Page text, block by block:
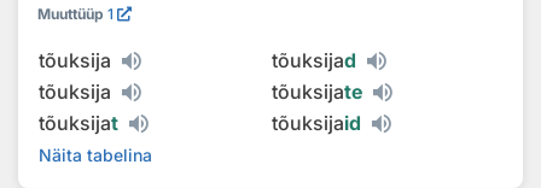
Muuttüüp 1
tõuksija tõuksijad
tõuksija
tõuksijate
tõuksijat tõuksijaid
Näita tabelina